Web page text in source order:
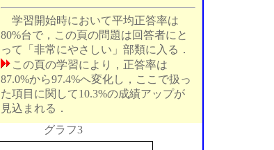
学習開始時において平均正答率は
80%台で，この頁の問題は回答者にと
って「非常にやさしい」部類に入る．
この頁の学習により，正答率は
87.0%から97.4%へ変化し，ここで扱っ
た項目に関して10.3%の成績アップが
見込まれる．
グラフ3